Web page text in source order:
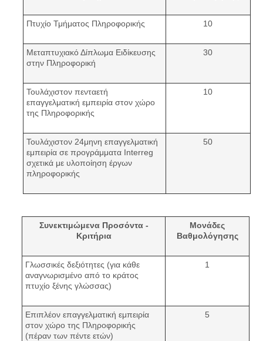
Πτυχίο Τμήματος Πληροφορικής 10
Μεταπτυχιακό Δίπλωμα Ειδίκευσης
στην Πληροφορική
30
Τουλάχιστον πενταετή
επαγγελματική εμπειρία στον χώρο
της Πληροφορικής
10
Τουλάχιστον 24μηνη επαγγελματική
εμπειρία σε προγράμματα Interreg
σχετικά με υλοποίηση έργων
πληροφορικής
50
Συνεκτιμώμενα Προσόντα -
Κριτήρια
Μονάδες
Βαθμολόγησης
Γλωσσικές δεξιότητες (για κάθε
αναγνωρισμένο από το κράτος
πτυχίο ξένης γλώσσας)
1
Επιπλέον επαγγελματική εμπειρία
στον χώρο της Πληροφορικής
(πέραν των πέντε ετών)
5